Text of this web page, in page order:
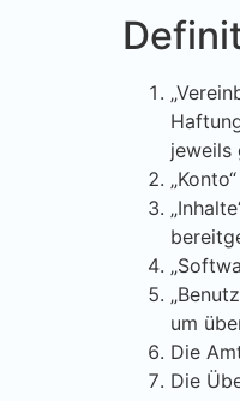
jeweils
um
Die
Die